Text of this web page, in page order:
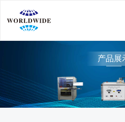
产品展